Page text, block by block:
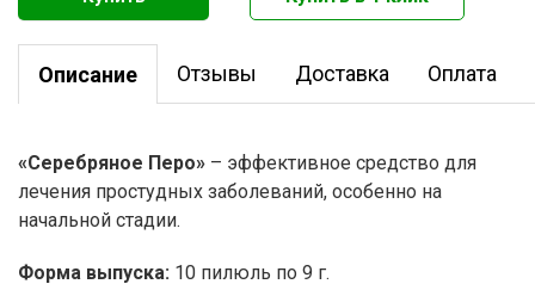
Описание Отзывы Доставка Оплата
«Серебряное Перо» – эффективное средство для
лечения простудных заболеваний, особенно на
начальной стадии.
Форма выпуска: 10 пилюль по 9 г.